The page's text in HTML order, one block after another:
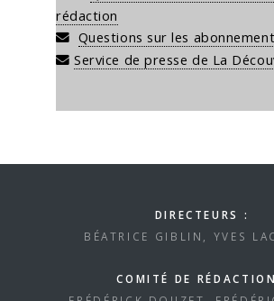
rédaction
Questions sur les
Service de presse de La
DIRECTEURS :
BÉATRICE GIBLIN, YVES
COMITÉ DE